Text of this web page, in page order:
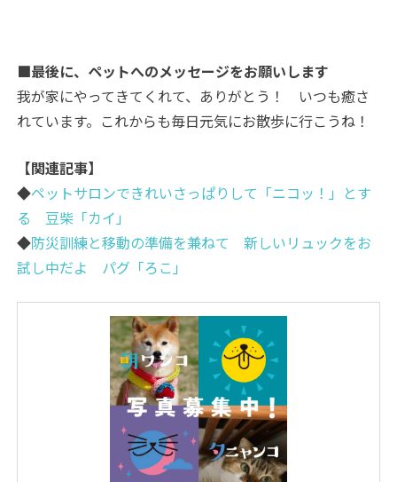
■最後に、ペットへのメッセージをお願いします
我が家にやってきてくれて、ありがとう！ いつも癒さ
れています。これからも毎日元気にお散歩に行こうね！
【関連記事】
◆ペットサロンできれいさっぱりして「ニコッ！」とす
る 豆柴「カイ」
◆防災訓練と移動の準備を兼ねて 新しいリュックをお
試し中だよ パグ「ろこ」